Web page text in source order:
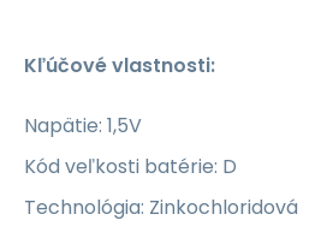
Kľúčové vlastnosti:
Napätie: 1,5V
Kód veľkosti batérie: D
Technológia: Zinkochloridová